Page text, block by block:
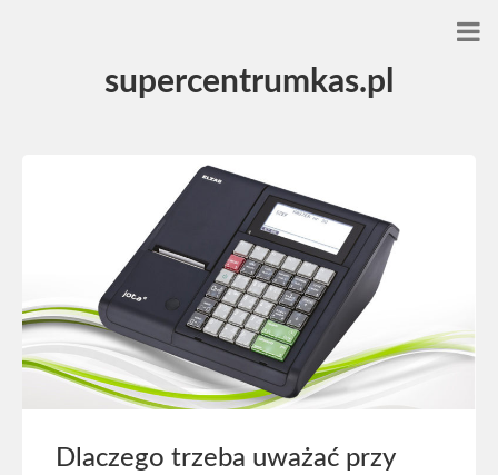
supercentrumkas.pl
Dlaczego trzeba uważać przy